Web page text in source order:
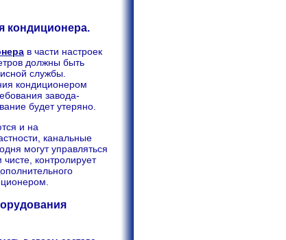
кондиционера.
в части настроек
должны быть
службы.
кондиционером
завода-
будет утеряно.
и на
канальные
могут управляться
контролирует